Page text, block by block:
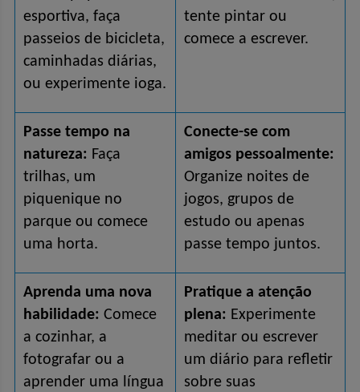
esportiva, faça
passeios de bicicleta,
caminhadas diárias,
ou experimente ioga.
tente pintar ou
comece a escrever.
Passe tempo na
natureza: Faça
trilhas, um
piquenique no
parque ou comece
uma horta.
Conecte-se com
amigos pessoalmente:
Organize noites de
jogos, grupos de
estudo ou apenas
passe tempo juntos.
Aprenda uma nova
habilidade: Comece
a cozinhar, a
fotografar ou a
aprender uma língua
Pratique a atenção
plena: Experimente
meditar ou escrever
um diário para refletir
sobre suas